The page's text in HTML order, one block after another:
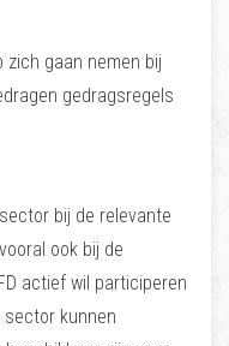
zich gaan nemen bij
gedragsregels
bij de relevante
ook bij de
actief wil participeren
sector kunnen